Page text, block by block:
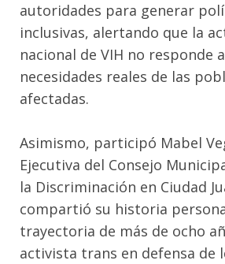
autoridades para generar
inclusivas, alertando que la
nacional de VIH no responde
necesidades reales de las
afectadas.
Asimismo, participó Mabel
Ejecutiva del Consejo
la Discriminación en Ciudad
compartió su historia
trayectoria de más de ocho
activista trans en defensa de